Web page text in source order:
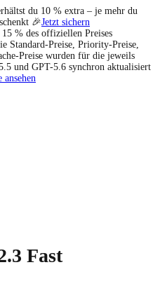
du 10 % extra – je mehr du
🎉Jetzt sichern
% des offiziellen Preises
Standard-Preise, Priority-Preise,
Preise wurden für die jeweils
und GPT-5.6 synchron aktualisiert
ansehen
Fast